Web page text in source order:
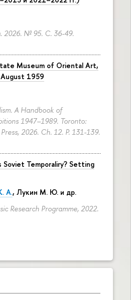
2026. № 95. С. 36-49.
Museum of Oriental Art,
1959
A Handbook of
1947–1989. Toronto:
2026. Ch. 12. P. 131-139.
Soviet Temporaliry? Setting
А., Лукин М. Ю. и др.
Research Programme, 2022.